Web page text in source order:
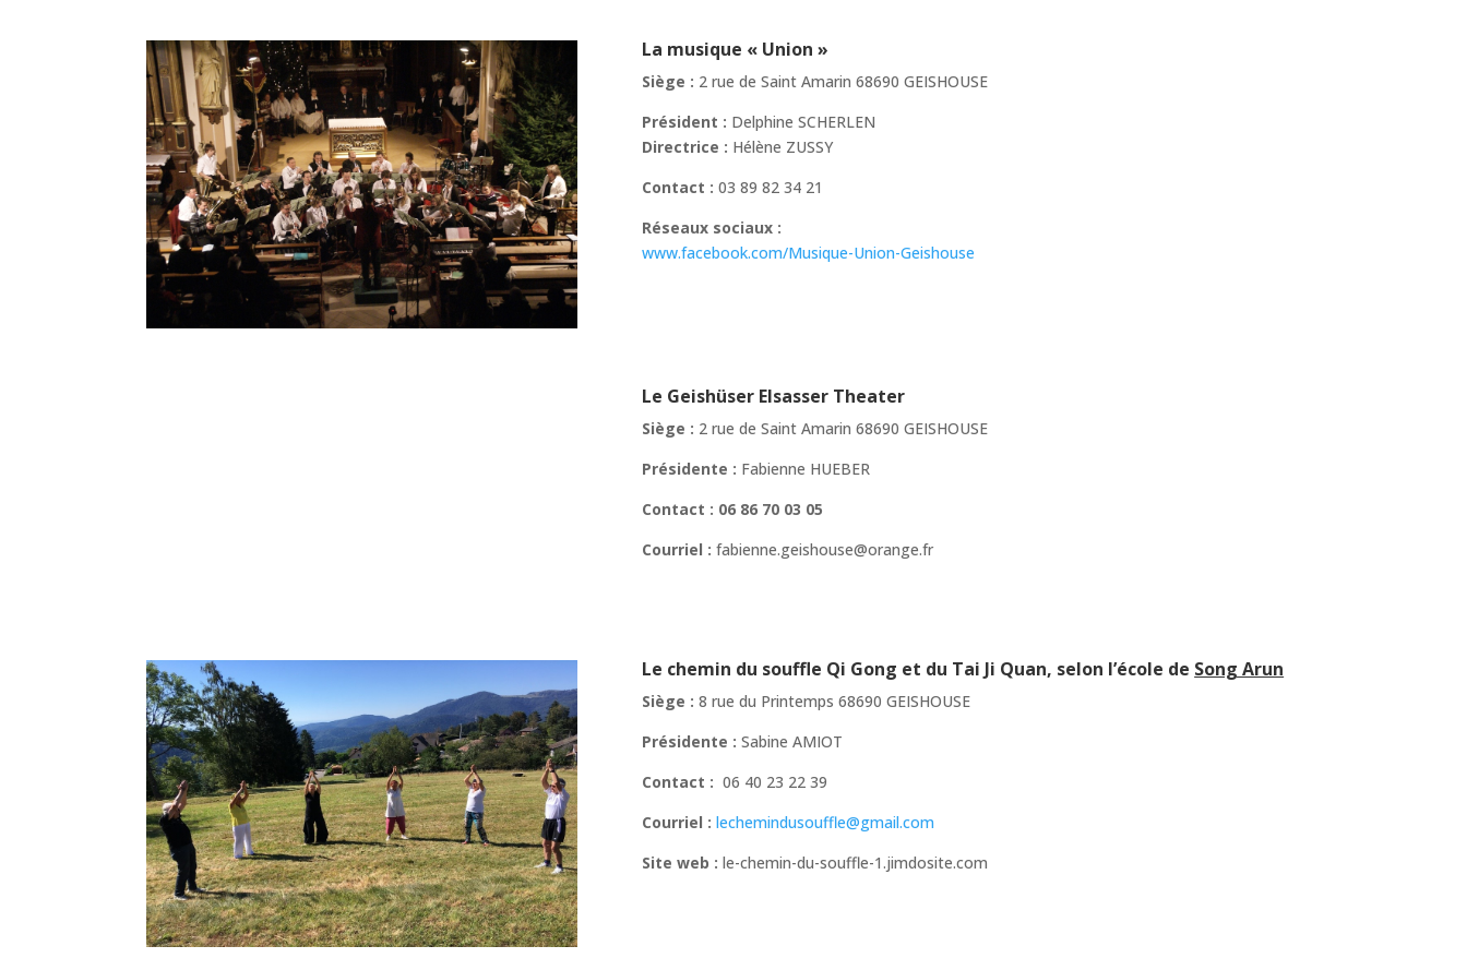
La musique « Union »
Siège : 2 rue de Saint Amarin 68690 GEISHOUSE
Président : Delphine SCHERLEN
Directrice : Hélène ZUSSY
Contact :03 89 82 34 21
Réseaux sociaux :
www.facebook.com/Musique-Union-Geishouse
Le Geishüser Elsasser Theater
Siège : 2 rue de Saint Amarin 68690 GEISHOUSE
Présidente : Fabienne HUEBER
Contact : 06 86 70 03 05
Courriel :fabienne.geishouse@orange.fr
Le chemin du souffle Qi Gong et du Tai Ji Quan, selon l’école de Song Arun
Siège :8 rue du Printemps 68690 GEISHOUSE
Présidente :Sabine AMIOT
Contact :06 40 23 22 39
Courriel :lechemindusouffle@gmail.com
Site web :le-chemin-du-souffle-1.jimdosite.com